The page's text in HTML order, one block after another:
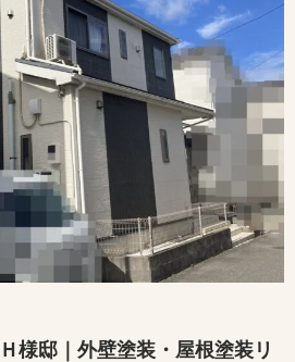
様邸｜外壁塗装・屋根塗装リ